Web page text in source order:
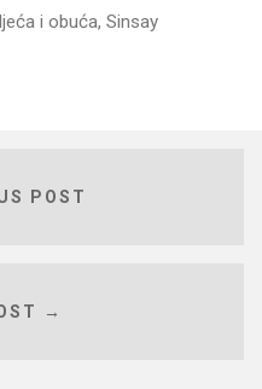
i obuća, Sinsay
POST
→